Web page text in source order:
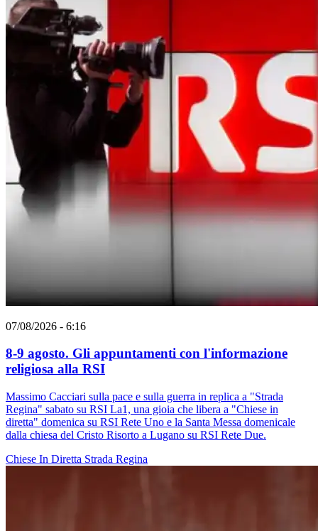
07/08/2026 - 6:16
8-9 agosto. Gli appuntamenti con l'informazione
religiosa alla RSI
Massimo Cacciari sulla pace e sulla guerra in replica a "Strada
Regina" sabato su RSI La1, una gioia che libera a "Chiese in
diretta" domenica su RSI Rete Uno e la Santa Messa domenicale
dalla chiesa del Cristo Risorto a Lugano su RSI Rete Due.
Chiese In Diretta Strada Regina